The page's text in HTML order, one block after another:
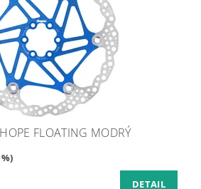
FLOATING MODRÝ
DETAIL